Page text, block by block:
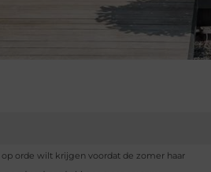
orde wilt krijgen voordat de zomer haar